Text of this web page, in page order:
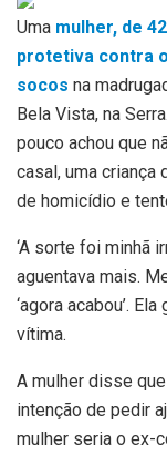
Uma mulher, de
protetiva contra
socos na
Bela Vista, na
pouco achou que
casal, uma criança
de homicídio e
‘A sorte foi minhã
aguentava mais.
‘agora acabou’.
vítima.
A mulher disse
intenção de pedir
mulher seria o ex-